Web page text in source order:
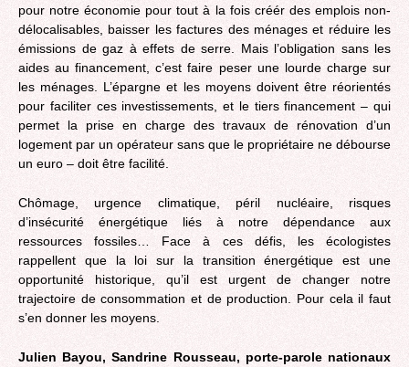
pour notre économie pour tout à la fois créér des emplois non-
délocalisables, baisser les factures des ménages et réduire les
émissions de gaz à effets de serre. Mais l’obligation sans les
aides au financement, c’est faire peser une lourde charge sur
les ménages. L’épargne et les moyens doivent être réorientés
pour faciliter ces investissements, et le tiers financement – qui
permet la prise en charge des travaux de rénovation d’un
logement par un opérateur sans que le propriétaire ne débourse
un euro – doit être facilité.
Chômage, urgence climatique, péril nucléaire, risques
d’insécurité énergétique liés à notre dépendance aux
ressources fossiles… Face à ces défis, les écologistes
rappellent que la loi sur la transition énergétique est une
opportunité historique, qu’il est urgent de changer notre
trajectoire de consommation et de production. Pour cela il faut
s’en donner les moyens.
Julien Bayou, Sandrine Rousseau, porte-parole nationaux